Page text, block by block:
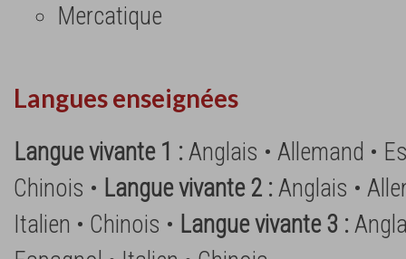
Mercatique
Langues enseignées
Langue vivante 1 :Anglais • Allemand •
Chinois • Langue vivante 2 :Anglais •
Italien • Chinois • Langue vivante 3 :